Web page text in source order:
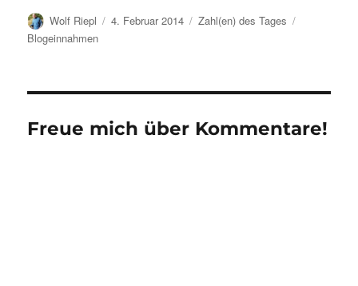
Autor
Wolf Riepl
Veröffentlicht
4. Februar 2014 Kategorien
Zahl(en) des Tages
Blogeinnahmen
Freue mich über Kommentare!